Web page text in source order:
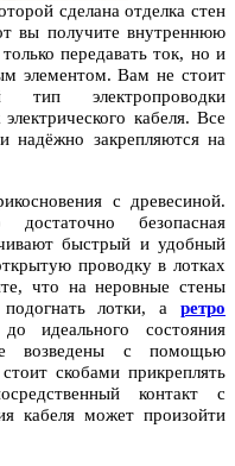
сделана отделка стен
вы получите внутреннюю
передавать ток, но и
элементом. Вам не стоит
электропроводки
кабеля. Все
надёжно закрепляются на
с древесиной.
безопасная
быстрый и удобный
проводку в лотках
что на неровные стены
лотки, а ретро
идеального состояния
возведены с помощью
скобами прикреплять
контакт с
кабеля может произойти